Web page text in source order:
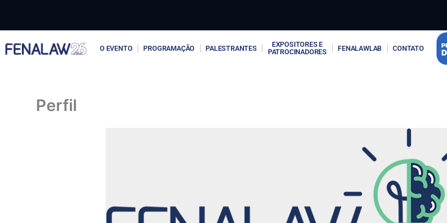
o
conteúdo
O EVENTO PROGRAMAÇÃO PALESTRANTES
EXPOSITORES E
PATROCINADORES
FENALAWLAB CONTATO
Perfil